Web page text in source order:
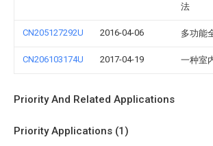
法
CN205127292U 2016-04-06 多功能
CN206103174U 2017-04-19 一种室
Priority And Related Applications
Priority Applications (1)